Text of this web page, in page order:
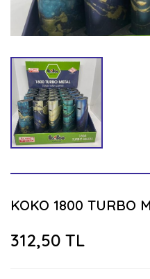
KOKO 1800 TURBO
312,50 TL